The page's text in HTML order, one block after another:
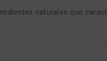
naturales que